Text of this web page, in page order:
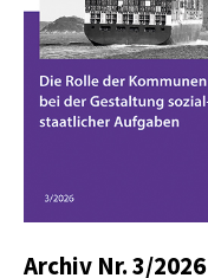
Archiv Nr. 3/2026 |